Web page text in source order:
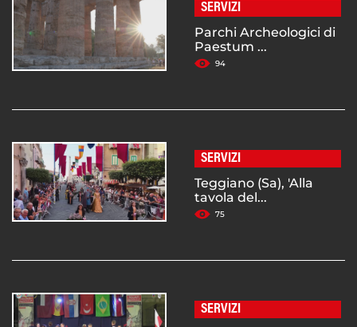
SERVIZI
Parchi Archeologici di
Paestum ...
94
SERVIZI
Teggiano (Sa), 'Alla
tavola del...
75
SERVIZI